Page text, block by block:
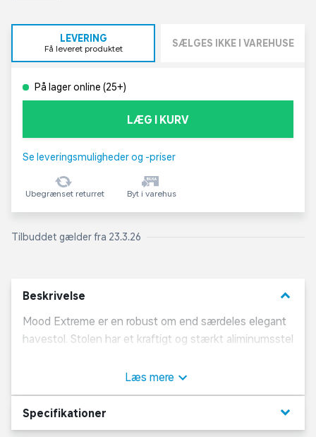
LEVERING
Få leveret produktet SÆLGES IKKE I VAREHUSE
På lager online (25+)
LÆG I KURV
Se leveringsmuligheder og -priser
Ubegrænset returret Byt i varehus
Tilbuddet gælder fra 23.3.26
Beskrivelse keyboard_arrow_down
Mood Extreme er en robust om end særdeles elegant
havestol. Stolen har et kraftigt og stærkt aliminumsstel
armlæn, går de to perfekt i spænd. Designet er skabt
til god siddekomfort, og stolen er let at rengøre med
vand og sæbe.
Læs mere
Specifikationer keyboard_arrow_down